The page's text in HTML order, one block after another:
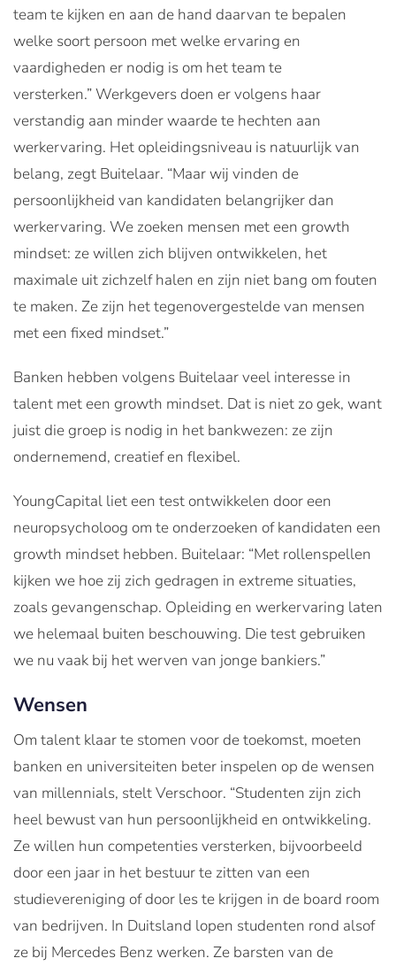
team te kijken en aan de hand daarvan te bepalen
welke soort persoon met welke ervaring en
vaardigheden er nodig is om het team te
versterken.” Werkgevers doen er volgens haar
verstandig aan minder waarde te hechten aan
werkervaring. Het opleidingsniveau is natuurlijk van
belang, zegt Buitelaar. “Maar wij vinden de
persoonlijkheid van kandidaten belangrijker dan
werkervaring. We zoeken mensen met een growth
mindset: ze willen zich blijven ontwikkelen, het
maximale uit zichzelf halen en zijn niet bang om fouten
te maken. Ze zijn het tegenovergestelde van mensen
met een fixed mindset.”
Banken hebben volgens Buitelaar veel interesse in
talent met een growth mindset. Dat is niet zo gek, want
juist die groep is nodig in het bankwezen: ze zijn
ondernemend, creatief en flexibel.
YoungCapital liet een test ontwikkelen door een
neuropsycholoog om te onderzoeken of kandidaten een
growth mindset hebben. Buitelaar: “Met rollenspellen
kijken we hoe zij zich gedragen in extreme situaties,
zoals gevangenschap. Opleiding en werkervaring laten
we helemaal buiten beschouwing. Die test gebruiken
we nu vaak bij het werven van jonge bankiers.”
Wensen
Om talent klaar te stomen voor de toekomst, moeten
banken en universiteiten beter inspelen op de wensen
van millennials, stelt Verschoor. “Studenten zijn zich
heel bewust van hun persoonlijkheid en ontwikkeling.
Ze willen hun competenties versterken, bijvoorbeeld
door een jaar in het bestuur te zitten van een
studievereniging of door les te krijgen in de board room
van bedrijven. In Duitsland lopen studenten rond alsof
ze bij Mercedes Benz werken. Ze barsten van de